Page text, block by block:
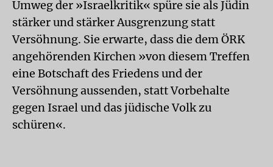
Umweg der »Israelkritik« spüre sie als Jüdin
stärker und stärker Ausgrenzung statt
Versöhnung. Sie erwarte, dass die dem ÖRK
angehörenden Kirchen »von diesem Treffen
eine Botschaft des Friedens und der
Versöhnung aussenden, statt Vorbehalte
gegen Israel und das jüdische Volk zu
schüren«.